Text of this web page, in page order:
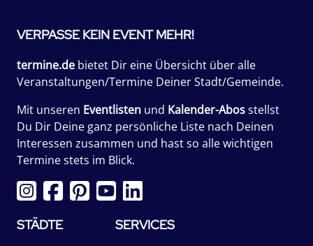
VERPASSE KEIN EVENT MEHR!
termine.de bietet Dir eine Übersicht über alle
Veranstaltungen/Termine Deiner Stadt/Gemeinde.
Mit unseren Eventlisten und Kalender-Abosstellst
Du Dir Deine ganz persönliche Liste nach Deinen
Interessen zusammen und hast so alle wichtigen
Termine stets im Blick.
STÄDTE SERVICES